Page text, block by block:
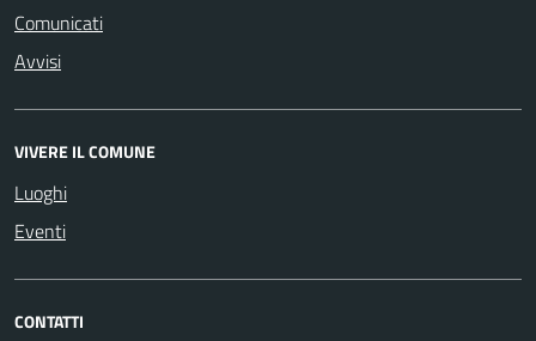
Comunicati
Avvisi
VIVERE IL COMUNE
Luoghi
Eventi
CONTATTI